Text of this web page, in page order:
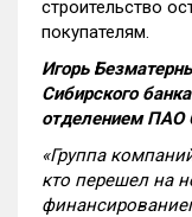
строительство
покупателям.
Игорь
Сибирского
отделением ПАО
«Группа
кто перешел на